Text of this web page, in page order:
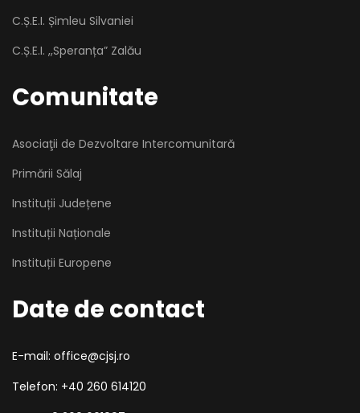
C.Ș.E.I. Șimleu Silvaniei
C.Ș.E.I. ,,Speranța” Zalău
Comunitate
Asociaţii de Dezvoltare Intercomunitară
Primării Sălaj
Instituții Județene
Instituții Naționale
Instituții Europene
Date de contact
E-mail: office@cjsj.ro
Telefon: +40 260 614120